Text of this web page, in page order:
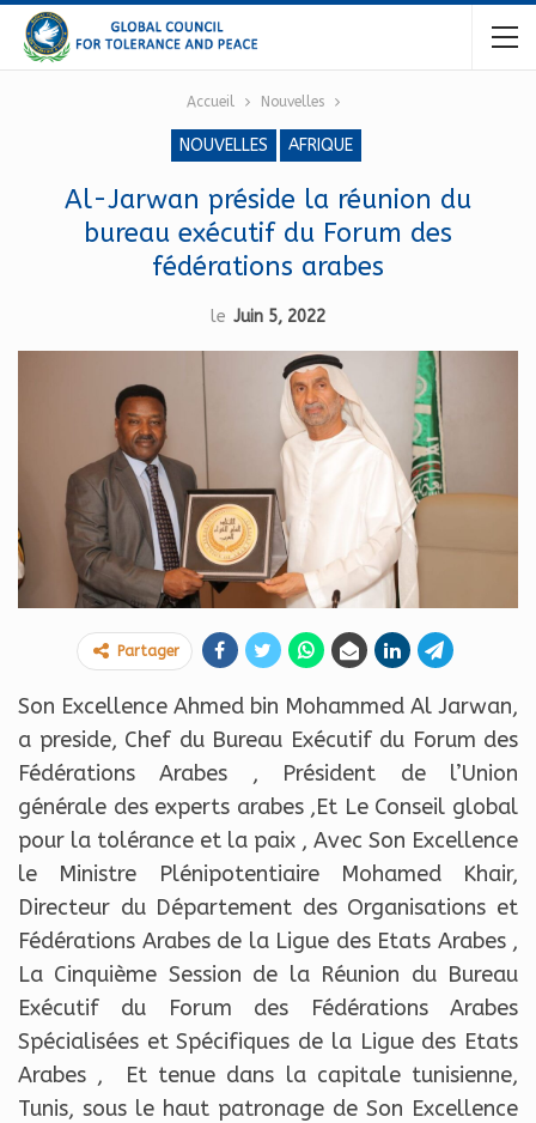
Accueil Nouvelles
NOUVELLES AFRIQUE
Al-Jarwan préside la réunion du
bureau exécutif du Forum des
fédérations arabes
le Juin 5, 2022
Partager
Son Excellence Ahmed bin Mohammed Al Jarwan,
a preside, Chef du Bureau Exécutif du Forum des
Fédérations Arabes , Président de l’Union
générale des experts arabes ,Et Le Conseil global
pour la tolérance et la paix , Avec Son Excellence
le Ministre Plénipotentiaire Mohamed Khair,
Directeur du Département des Organisations et
Fédérations Arabes de la Ligue des Etats Arabes ,
La Cinquième Session de la Réunion du Bureau
Exécutif du Forum des Fédérations Arabes
Spécialisées et Spécifiques de la Ligue des Etats
Arabes , Et tenue dans la capitale tunisienne,
Tunis, sous le haut patronage de Son Excellence